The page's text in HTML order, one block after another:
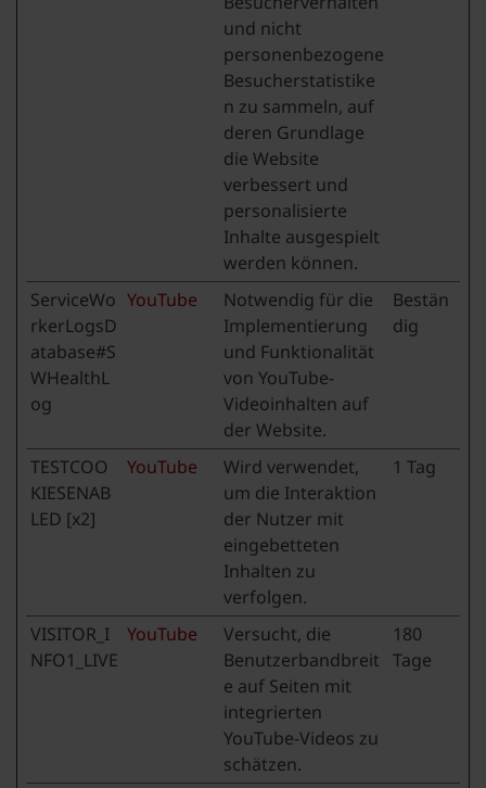
und nicht
personenbezogene
Besucherstatistike
n zu sammeln, auf
deren Grundlage
die Website
verbessert und
personalisierte
Inhalte ausgespielt
werden können.
ServiceWo
rkerLogsD
atabase#S
WHealthL
og
YouTube
Notwendig für die
Implementierung
und Funktionalität
von YouTube-
Videoinhalten auf
der Website.
Bestän
dig
TESTCOO
KIESENAB
LED [x2]
YouTube
Wird verwendet,
um die Interaktion
der Nutzer mit
eingebetteten
Inhalten zu
verfolgen.
1 Tag
VISITOR_I
NFO1_LIVE
YouTube
Versucht, die
Benutzerbandbreit
e auf Seiten mit
integrierten
YouTube-Videos zu
schätzen.
180
Tage